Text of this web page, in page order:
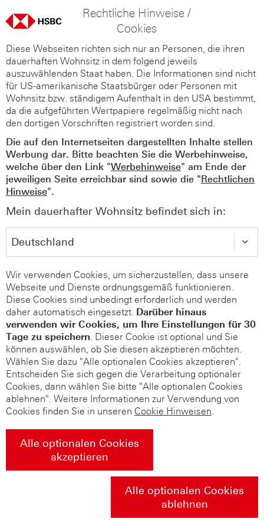
Rechtliche Hinweise /
Cookies
Diese Webseiten richten sich nur an Personen, die ihren
dauerhaften Wohnsitz in dem folgend jeweils
auszuwählenden Staat haben. Die Informationen sind nicht
für US-amerikanische Staatsbürger oder Personen mit
Wohnsitz bzw. ständigem Aufenthalt in den USA bestimmt,
da die aufgeführten Wertpapiere regelmäßig nicht nach
den dortigen Vorschriften registriert worden sind.
Die auf den Internetseiten dargestellten Inhalte stellen
Werbung dar. Bitte beachten Sie die Werbehinweise,
welche über den Link "Werbehinweise" am Ende der
jeweiligen Seite erreichbar sind sowie die "Rechtlichen
Hinweise".
Mein dauerhafter Wohnsitz befindet sich in:
Wir verwenden Cookies, um sicherzustellen, dass unsere
Webseite und Dienste ordnungsgemäß funktionieren.
Diese Cookies sind unbedingt erforderlich und werden
daher automatisch eingesetzt. Darüber hinaus
verwenden wir Cookies, um Ihre Einstellungen für 30
Tage zu speichern. Dieser Cookie ist optional und Sie
können auswählen, ob Sie diesen akzeptieren möchten.
Wählen Sie dazu "Alle optionalen Cookies akzeptieren".
Entscheiden Sie sich gegen die Verarbeitung optionaler
Cookies, dann wählen Sie bitte "Alle optionalen Cookies
ablehnen". Weitere Informationen zur Verwendung von
Cookies finden Sie in unseren Cookie Hinweisen.
Alle optionalen Cookies
akzeptieren
Alle optionalen Cookies
ablehnen